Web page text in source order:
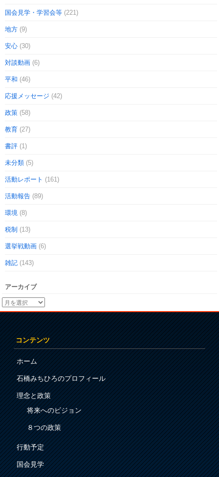
国会見学・学習会等 (221)
地方 (9)
安心 (30)
対談動画 (6)
平和 (46)
応援メッセージ (42)
政策 (58)
教育 (27)
書評 (1)
未分類 (5)
活動レポート (161)
活動報告 (89)
環境 (8)
税制 (13)
選挙戦動画 (6)
雑記 (143)
アーカイブ
コンテンツ
ホーム
石橋みちひろのプロフィール
理念と政策
将来へのビジョン
８つの政策
行動予定
国会見学